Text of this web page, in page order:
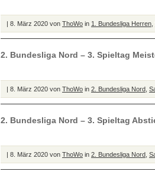
| 8. März 2020 von ThoWo in 1. Bundesliga Herren
2. Bundesliga Nord – 3. Spieltag
| 8. März 2020 von ThoWo in 2. Bundesliga Nord
2. Bundesliga Nord – 3. Spieltag
| 8. März 2020 von ThoWo in 2. Bundesliga Nord